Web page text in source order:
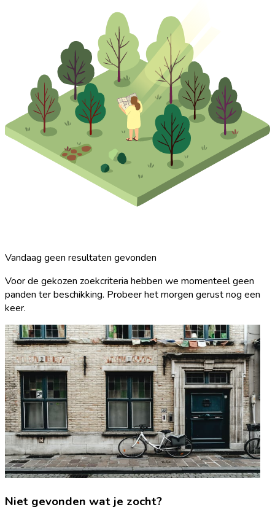
Vandaag geen resultaten gevonden
Voor de gekozen zoekcriteria hebben we momenteel geen
panden ter beschikking. Probeer het morgen gerust nog een
keer.
Niet gevonden wat je zocht?